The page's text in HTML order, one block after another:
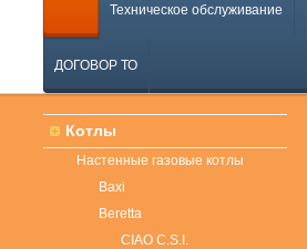
Техническое обслуживание
ДОГОВОР ТО
Котлы
Настенные газовые котлы
Baxi
Beretta
CIAO C.S.I.